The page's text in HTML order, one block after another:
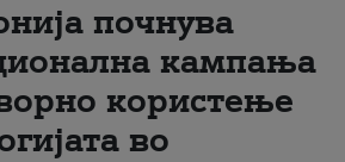
почнува
кампања
користење
во